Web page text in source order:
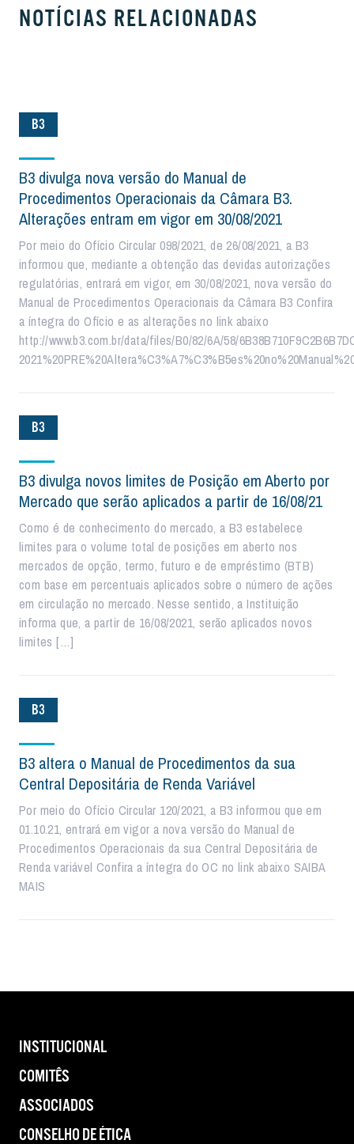
NOTÍCIAS RELACIONADAS
B3
B3 divulga nova versão do Manual de
Procedimentos Operacionais da Câmara B3.
Alterações entram em vigor em 30/08/2021
Por meio do Ofício Circular 098/2021, de 26/08/2021, a B3
informou que, mediante a obtenção das devidas autorizações
regulatórias, entrará em vigor, em 30/08/2021, nova versão do
Manual de Procedimentos Operacionais da Câmara B3 Confira
a íntegra do Ofício e as alterações no link abaixo
http://www.b3.com.br/data/files/B0/82/6A/58/
B3
B3 divulga novos limites de Posição em Aberto por
Mercado que serão aplicados a partir de 16/08/21
Como é de conhecimento do mercado, a B3 estabelece
limites para o volume total de posições em aberto nos
mercados de opção, termo, futuro e de empréstimo (BTB)
com base em percentuais aplicados sobre o número de ações
em circulação no mercado. Nesse sentido, a Instituição
informa que, a partir de 16/08/2021, serão aplicados novos
limites […]
B3
B3 altera o Manual de Procedimentos da sua
Central Depositária de Renda Variável
Por meio do Ofício Circular 120/2021, a B3 informou que em
01.10.21, entrará em vigor a nova versão do Manual de
Procedimentos Operacionais da sua Central Depositária de
Renda variável Confira a íntegra do OC no link abaixo SAIBA
MAIS
INSTITUCIONAL
COMITÊS
ASSOCIADOS
CONSELHO DE ÉTICA